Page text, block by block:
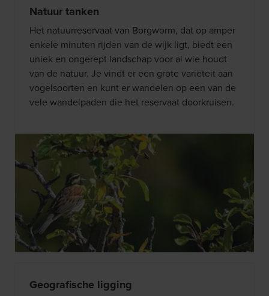
Natuur tanken
Het natuurreservaat van Borgworm, dat op amper
enkele minuten rijden van de wijk ligt, biedt een
uniek en ongerept landschap voor al wie houdt
van de natuur. Je vindt er een grote variëteit aan
vogelsoorten en kunt er wandelen op een van de
vele wandelpaden die het reservaat doorkruisen.
Geografische ligging